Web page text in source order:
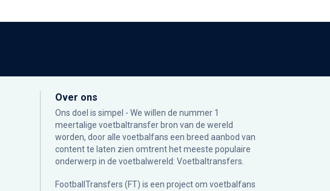
Over ons
Ons doel is simpel - We willen de nummer 1
meertalige voetbaltransfer bron van de wereld
worden, door alle voetbalfans een breed aanbod van
content te laten zien omtrent het meeste populaire
onderwerp in de voetbalwereld: Voetbaltransfers.
FootballTransfers (FT) is een project om voetbalfans